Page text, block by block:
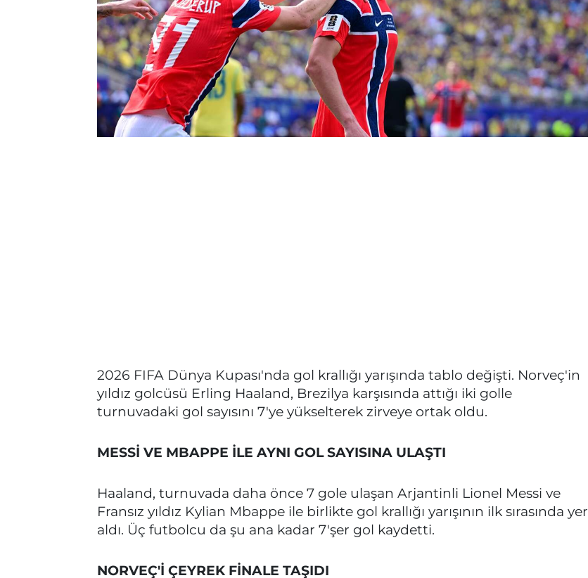
2026 FIFA Dünya Kupası'nda gol krallığı yarışında tablo değişti. Norveç'in
yıldız golcüsü Erling Haaland, Brezilya karşısında attığı iki golle
turnuvadaki gol sayısını 7'ye yükselterek zirveye ortak oldu.
MESSİ VE MBAPPE İLE AYNI GOL SAYISINA ULAŞTI
Haaland, turnuvada daha önce 7 gole ulaşan Arjantinli Lionel Messi ve
Fransız yıldız Kylian Mbappe ile birlikte gol krallığı yarışının ilk sırasında yer
aldı. Üç futbolcu da şu ana kadar 7'şer gol kaydetti.
NORVEÇ'İ ÇEYREK FİNALE TAŞIDI